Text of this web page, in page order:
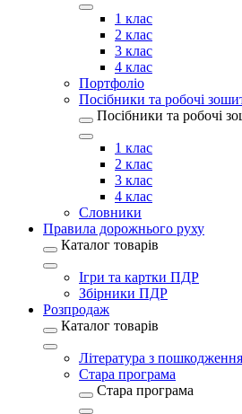
1 клас
2 клас
3 клас
4 клас
Портфоліо
Посібники та робочі
Посібники та робочі
1 клас
2 клас
3 клас
4 клас
Словники
Правила дорожнього руху
Каталог товарів
Ігри та картки ПДР
Збірники ПДР
Розпродаж
Каталог товарів
Література з
Стара програма
Стара програма